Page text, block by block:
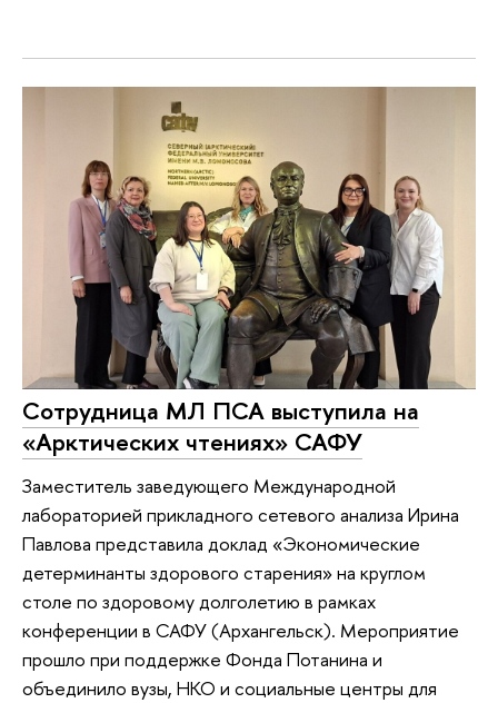
Сотрудница МЛ ПСА выступила на
«Арктических чтениях» САФУ
Заместитель заведующего Международной
лабораторией прикладного сетевого анализа Ирина
Павлова представила доклад «Экономические
детерминанты здорового старения» на круглом
столе по здоровому долголетию в рамках
конференции в САФУ (Архангельск). Мероприятие
прошло при поддержке Фонда Потанина и
объединило вузы, НКО и социальные центры для